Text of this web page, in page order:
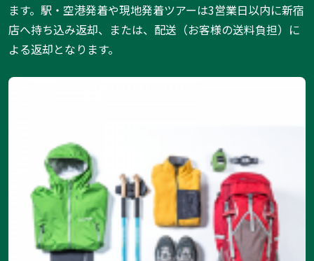
ます。駅・空港発着や現地発着ツアーは3営業日以内に新宿
店へ持ち込み返却、または、配送（お客様の送料負担）に
よる返却となります。